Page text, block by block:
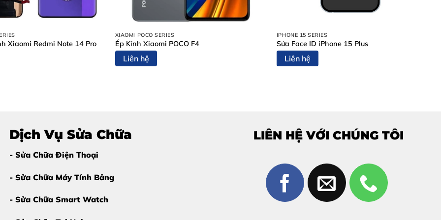
ép kính iPhone 17càng sớm càng tốt:
thị tốt
Thùy Trang Mobile?
Xiaomi Redmi Note 14 Pro
XIAOMI POCO SERIES
Ép Kính Xiaomi POCO F4
Liên hệ
IPHONE 15 SERIES
Sửa Face ID iPhone 15 Plus
Liên hệ
Dịch Vụ Sửa Chữa
- Sửa Chữa Điện Thoại
- Sửa Chữa Máy Tính Bảng
- Sửa Chữa Smart Watch
LIÊN HỆ VỚI CHÚNG TÔI